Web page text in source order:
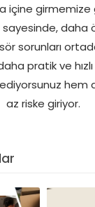
içine girmemize
daha
sorunları
pratik ve
hem
az riske giriyor.